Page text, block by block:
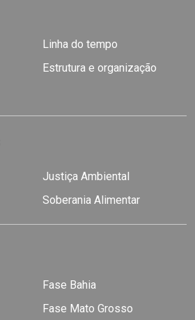
Linha do tempo
Estrutura e organização
Justiça Ambiental
Soberania Alimentar
Fase Bahia
Fase Mato Grosso